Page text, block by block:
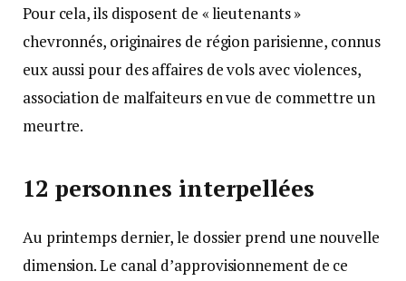
Pour cela, ils disposent de « lieutenants »
chevronnés, originaires de région parisienne, connus
eux aussi pour des affaires de vols avec violences,
association de malfaiteurs en vue de commettre un
meurtre.
12 personnes interpellées
Au printemps dernier, le dossier prend une nouvelle
dimension. Le canal d’approvisionnement de ce